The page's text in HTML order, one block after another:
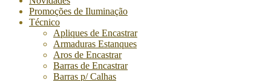
Promoções de Iluminação
Técnico
Apliques de Encastrar
Armaduras Estanques
Aros de Encastrar
Barras de Encastrar
Barras p/ Calhas